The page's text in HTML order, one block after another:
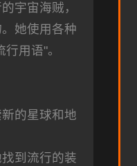
宇宙海贼，
她使用各种
用语"。
的星球和地
到流行的装